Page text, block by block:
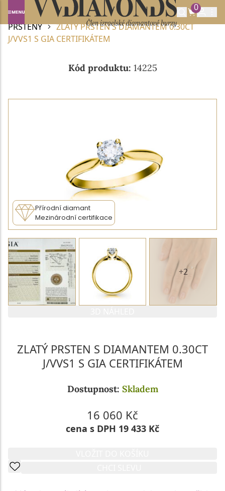
0
Domů DIAMANTOVÉ ŠPERKY
DIAMANTOVÉ
PRSTENY
ZLATÝ PRSTEN S DIAMANTEM 0.30CT
J/VVS1 S GIA CERTIFIKÁTEM
Kód produktu: 14225
Přírodní diamant
Mezinárodní certifikace
+2
ZLATÝ PRSTEN S DIAMANTEM 0.30CT
J/VVS1 S GIA CERTIFIKÁTEM
Dostupnost: Skladem
16 060 Kč
cena s DPH 19 433 Kč